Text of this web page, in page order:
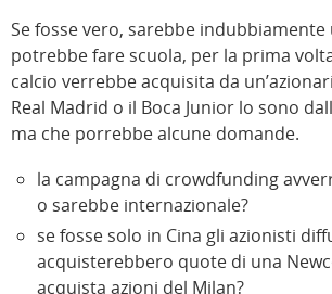
Se fosse vero, sarebbe
potrebbe fare scuola, per la prima
calcio verrebbe acquisita da
Real Madrid o il Boca Junior lo sono
ma che porrebbe alcune domande.
la campagna di crowdfunding
o sarebbe internazionale?
se fosse solo in Cina gli azionisti
acquisterebbero quote di una
acquista azioni del Milan?